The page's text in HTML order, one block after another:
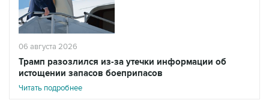
06 августа 2026
Трамп разозлился из-за утечки информации об
истощении запасов боеприпасов
Читать подробнее
"Нам самим тоже нужны ракеты", - сказал он в